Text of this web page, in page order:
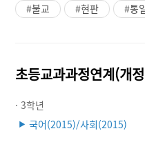
#불교 #현판 #통
초등교과과정연계(개
· 3학년
▶ 국어(2015)/사회(2015)